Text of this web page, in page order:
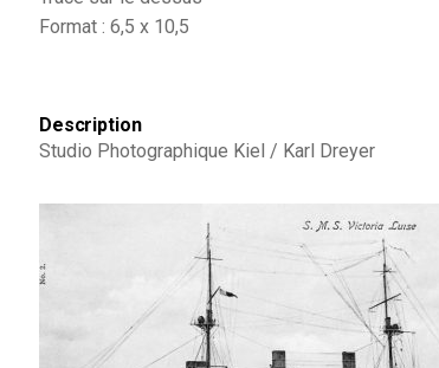
-
Kiel
Marine
impériale
Victoria
Louise
Ship
Format : 6,5 x 10,5
Description
Studio Photographique Kiel / Karl Dreyer